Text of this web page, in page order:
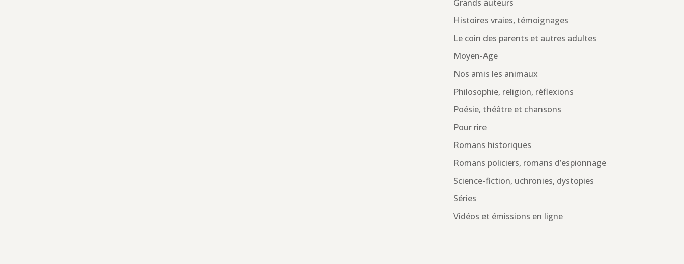
Grands auteurs
Histoires vraies, témoignages
Le coin des parents et autres adultes
Moyen-Age
Nos amis les animaux
Philosophie, religion, réflexions
Poésie, théâtre et chansons
Pour rire
Romans historiques
Romans policiers, romans d’espionnage
Science-fiction, uchronies, dystopies
Séries
Vidéos et émissions en ligne